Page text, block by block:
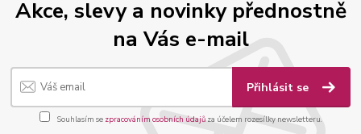
Akce, slevy a novinky přednostně
na Vás e-mail
Přihlásit se
Souhlasím se zpracováním osobních údajůza účelem rozesílky newsletteru.